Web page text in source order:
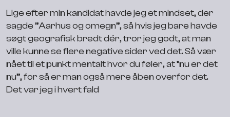
Lige efter min kandidat havde jeg et mindset, der
sagde ”Aarhus og omegn”, så hvis jeg bare havde
søgt geografisk bredt dér, tror jeg godt, at man
ville kunne se flere negative sider ved det. Så vær
nået til et punkt mentalt hvor du føler, at “nu er det
nu”, for så er man også mere åben overfor det.
Det var jeg i hvert fald